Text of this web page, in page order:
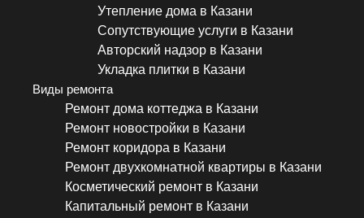
Утепление дома в Казани
Сопутствующие услуги в Казани
Авторский надзор в Казани
Укладка плитки в Казани
Виды ремонта
Ремонт дома коттеджа в Казани
Ремонт новостройки в Казани
Ремонт коридора в Казани
Ремонт двухкомнатной квартиры в Казани
Косметический ремонт в Казани
Капитальный ремонт в Казани